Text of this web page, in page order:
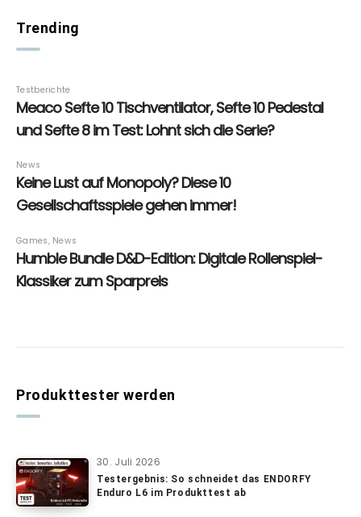
Trending
Produkttester werden
30. Juli 2026
Testergebnis: So schneidet das ENDORFY
Enduro L6 im Produkttest ab